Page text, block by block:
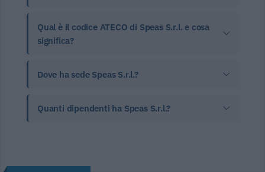
Qual è il codice ATECO di Speas S.r.l. e cosa
significa?
Dove ha sede Speas S.r.l.?
Quanti dipendenti ha Speas S.r.l.?